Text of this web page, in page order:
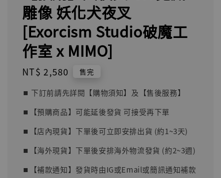
雕像 妖化犬夜叉
[Exorcism Studio破魔工
作室 x MIMO]
Regular
NT$ 2,580 售完
⏹︎ 下訂前請先詳閱【購物須知】及【售後服務】
⏹︎【預購商品】可能延後發貨 可接受再下單
⏹︎【店內現貨】下單後可立即安排出貨 (約1~3天)
⏹︎【海外現貨】下單後安排海外物流發貨 (約2~3週)
⏹︎【補款通知】發貨時由IG或Email或簡訊通知補款